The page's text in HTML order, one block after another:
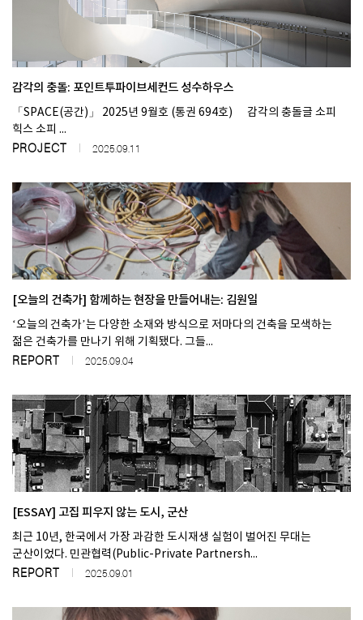
감각의 충돌: 포인트투파이브세컨드 성수하우스
「SPACE(공간)」 2025년 9월호 (통권 694호) 감각의 충돌글 소피
힉스 소피 ...
PROJECT 2025.09.11
[오늘의 건축가] 함께하는 현장을 만들어내는: 김원일
‘오늘의 건축가’는 다양한 소재와 방식으로 저마다의 건축을 모색하는
젊은 건축가를 만나기 위해 기획됐다. 그들...
REPORT 2025.09.04
[ESSAY] 고집 피우지 않는 도시, 군산
최근 10년, 한국에서 가장 과감한 도시재생 실험이 벌어진 무대는
군산이었다. 민관협력(Public-Private Partnersh...
REPORT 2025.09.01